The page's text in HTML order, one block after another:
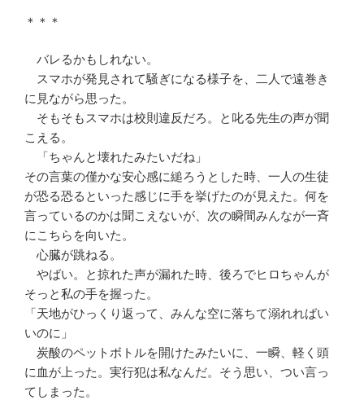
＊＊＊
バレるかもしれない。
スマホが発見されて騒ぎになる様子を、二人で遠巻き
に見ながら思った。
そもそもスマホは校則違反だろ。と叱る先生の声が聞
こえる。
「ちゃんと壊れたみたいだね」
その言葉の僅かな安心感に縋ろうとした時、一人の生徒
が恐る恐るといった感じに手を挙げたのが見えた。何を
言っているのかは聞こえないが、次の瞬間みんなが一斉
にこちらを向いた。
心臓が跳ねる。
やばい。と掠れた声が漏れた時、後ろでヒロちゃんが
そっと私の手を握った。
「天地がひっくり返って、みんな空に落ちて溺れればい
いのに」
炭酸のペットボトルを開けたみたいに、一瞬、軽く頭
に血が上った。実行犯は私なんだ。そう思い、つい言っ
てしまった。